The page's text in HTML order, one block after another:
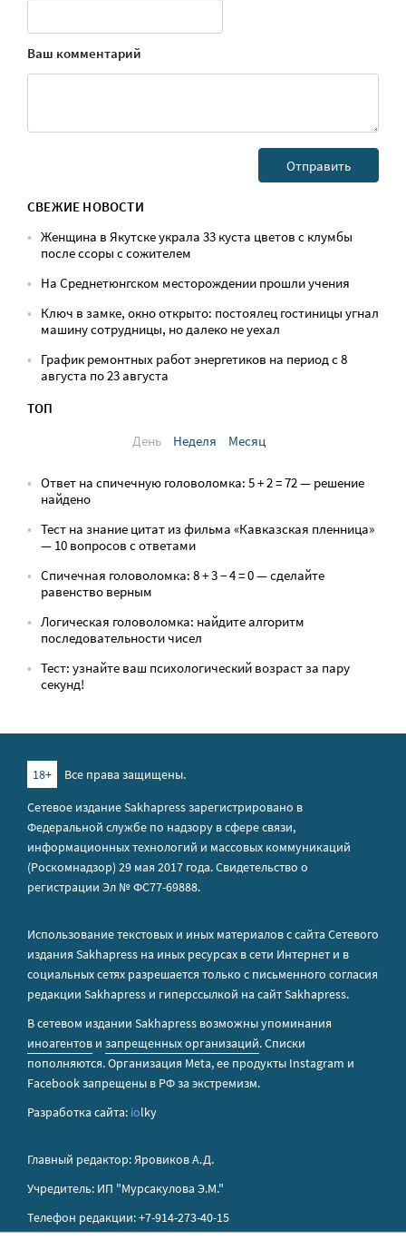
Ваш комментарий
СВЕЖИЕ НОВОСТИ
Женщина в Якутске украла 33 куста цветов с клумбы
после ссоры с сожителем
На Среднетюнгском месторождении прошли учения
Ключ в замке, окно открыто: постоялец гостиницы угнал
машину сотрудницы, но далеко не уехал
График ремонтных работ энергетиков на период с 8
августа по 23 августа
ТОП
День
Неделя Месяц
Ответ на спичечную головоломка: 5 + 2 = 72 — решение
найдено
Тест на знание цитат из фильма «Кавказская пленница»
— 10 вопросов с ответами
Спичечная головоломка: 8 + 3 − 4 = 0 — сделайте
равенство верным
Логическая головоломка: найдите алгоритм
последовательности чисел
Тест: узнайте ваш психологический возраст за пару
секунд!
18+
Все права защищены.
Сетевое издание Sakhapress зарегистрировано в
Федеральной службе по надзору в сфере связи,
информационных технологий и массовых коммуникаций
(Роскомнадзор) 29 мая 2017 года. Свидетельство о
регистрации Эл № ФС77-69888.
Использование текстовых и иных материалов с сайта Сетевого
издания Sakhapress на иных ресурсах в сети Интернет и в
социальных сетях разрешается только с письменного согласия
редакции Sakhapress и гиперссылкой на сайт Sakhapress.
В сетевом издании Sakhapress возможны упоминания
иноагентов и запрещенных организаций. Списки
пополняются. Организация Metа, ее продукты Instagram и
Facebook запрещены в РФ за экстремизм.
Разработка сайта: iolky
Главный редактор: Яровиков А.Д.
Учредитель: ИП "Мурсакулова Э.М."
Телефон редакции: +7-914-273-40-15